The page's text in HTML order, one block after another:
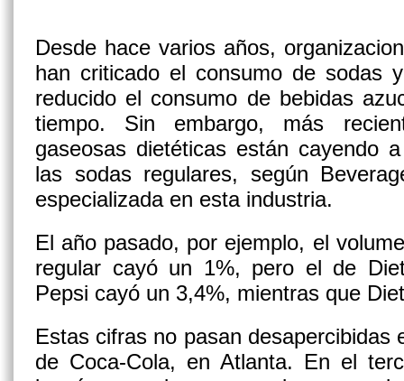
Desde hace varios años,
han criticado el consumo de sodas
reducido el consumo de bebidas
tiempo. Sin embargo, más
gaseosas dietéticas están cayendo
las sodas regulares, según
especializada en esta industria.
El año pasado, por ejemplo, el
regular cayó un 1%, pero el de
Pepsi cayó un 3,4%, mientras que
Estas cifras no pasan desapercibidas
de Coca-Cola, en Atlanta. En el